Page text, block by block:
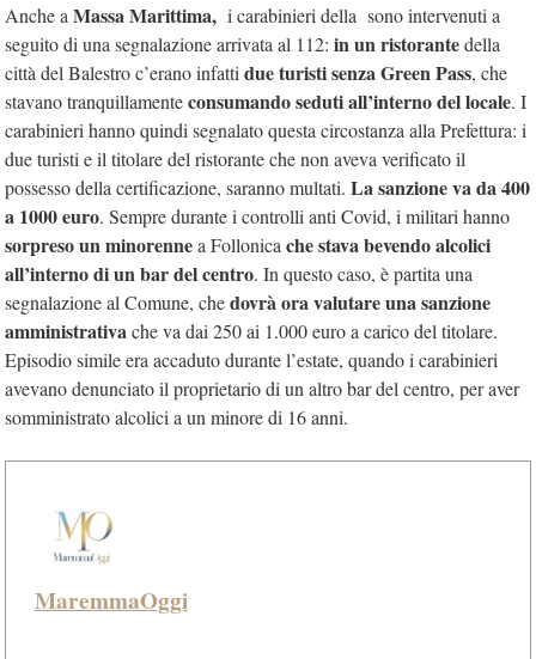
Anche aMassa Marittima, i carabinieri della sono intervenuti a
seguito di una segnalazione arrivata al 112: in un ristorantedella
città del Balestro c’erano infattidue turisti senza Green Pass, che
stavano tranquillamenteconsumando seduti all’interno del locale. I
carabinieri hanno quindi segnalato questa circostanza alla Prefettura: i
due turisti e il titolare del ristorante che non aveva verificato il
possesso della certificazione, saranno multati. La sanzione va da 400
a 1000 euro. Sempre durante i controlli anti Covid, i militari hanno
sorpreso un minorennea Follonicache stava bevendo alcolici
all’interno di un bar del centro. In questo caso, è partita una
segnalazione al Comune, chedovrà ora valutare una sanzione
amministrativache va dai 250 ai 1.000 euro a carico del titolare.
Episodio simile era accaduto durante l’estate, quando i carabinieri
avevano denunciato il proprietario di un altro bar del centro, per aver
somministrato alcolici a un minore di 16 anni.
MaremmaOggi